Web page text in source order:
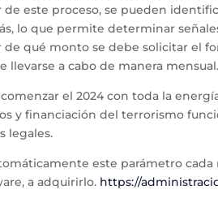
este proceso, se pueden
lo que permite determinar
qué monto se debe solicitar el
llevarse a cabo de manera mensual.
el 2024 con toda la
y financiación del terrorismo
legales.
este parámetro cada
a adquirirlo. https://